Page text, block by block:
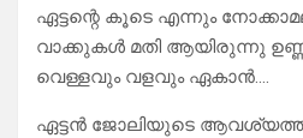
ഏട്ടന്റെ കൂടെ എന്നും
വാക്കുകൾ മതി ആയിരുന്നു
വെള്ളവും വളവും ഏകാൻ….
ഏട്ടൻ ജോലിയുടെ